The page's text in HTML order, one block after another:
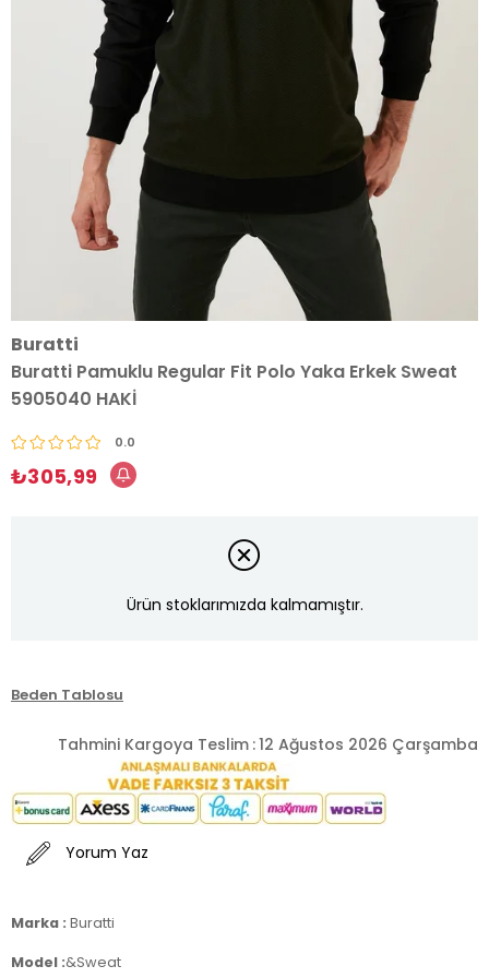
Buratti
Buratti Pamuklu Regular Fit Polo Yaka Erkek Sweat
5905040 HAKİ
0.0
₺305,99
Ürün stoklarımızda kalmamıştır.
Beden Tablosu
Tahmini Kargoya Teslim :12 Ağustos 2026 Çarşamba
Yorum Yaz
Marka : Buratti
Model :&Sweat